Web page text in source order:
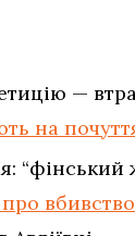
—
на
“фінський